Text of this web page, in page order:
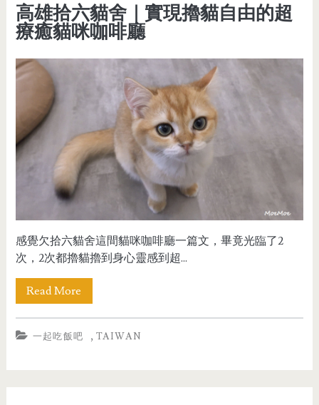
AFRICA
TAIWAN
TRAVEL STUFFFS
高雄拾六貓舍｜實現擼貓自由的超
療癒貓咪咖啡廳
感覺欠拾六貓舍這間貓咪咖啡廳一篇文，畢竟光臨了2
次，2次都擼貓擼到身心靈感到超...
Read More
一起吃飯吧 ,TAIWAN